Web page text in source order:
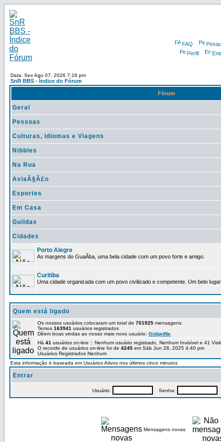
FAQ
Perfil
Data: Sex Ago 07, 2026 7:16 pm
SnR BBS - Índice do Fórum
Fórum
Geral
Pessoas
Culturas, Idiomas e Viagens
Nibbles
Na Rua
AviaÃ§Ã£o
Esportes
Em Casa
Guildas
Cidades
Porto Alegre
As margens do GuaÃ­ba, uma bela cidade com um povo forte e amigo.
Curitiba
Uma cidade organizada com um povo civilizado e competente. Um belo
Quem está ligado
Os nossos usuários colocaram um total de 701925 mensagens
Temos 163941 usuários registrados
Dêem boas vindas ao nosso mais novo usuário: GidgetNe
Há 41 usuários on-line :: Nenhum usuário registrado, Nenhum Invisível e 41
O recorde de usuários on-line foi de 4245 em Sáb Jun 28, 2025 4:40 pm
Usuários Registrados Nenhum
Esta informação é baseada em Usuários Ativos nos últimos cinco minutos
Entrar
Usuário: Senha:
Mensagens novas